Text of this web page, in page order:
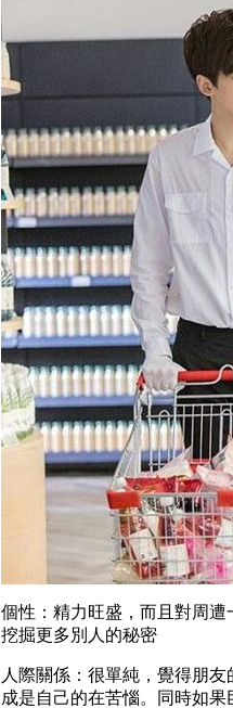
個性：精力旺盛，而且對周
挖掘更多別人的秘密
人際關係：很單純，覺得朋
成是自己的在苦惱。同時如